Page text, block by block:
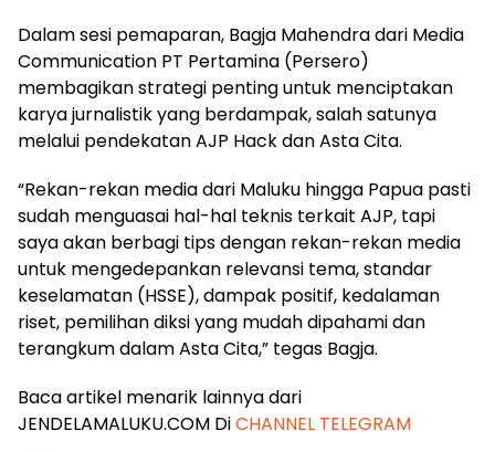
Dalam sesi pemaparan, Bagja Mahendra dari Media
Communication PT Pertamina (Persero)
membagikan strategi penting untuk menciptakan
karya jurnalistik yang berdampak, salah satunya
melalui pendekatan AJP Hack dan Asta Cita.
“Rekan-rekan media dari Maluku hingga Papua pasti
sudah menguasai hal-hal teknis terkait AJP, tapi
saya akan berbagi tips dengan rekan-rekan media
untuk mengedepankan relevansi tema, standar
keselamatan (HSSE), dampak positif, kedalaman
riset, pemilihan diksi yang mudah dipahami dan
terangkum dalam Asta Cita,” tegas Bagja.
Baca artikel menarik lainnya dari
JENDELAMALUKU.COM DiCHANNEL TELEGRAM